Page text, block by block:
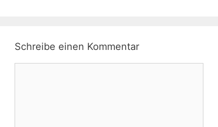
Schreibe einen Kommentar